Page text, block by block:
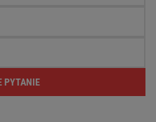
PYTANIE